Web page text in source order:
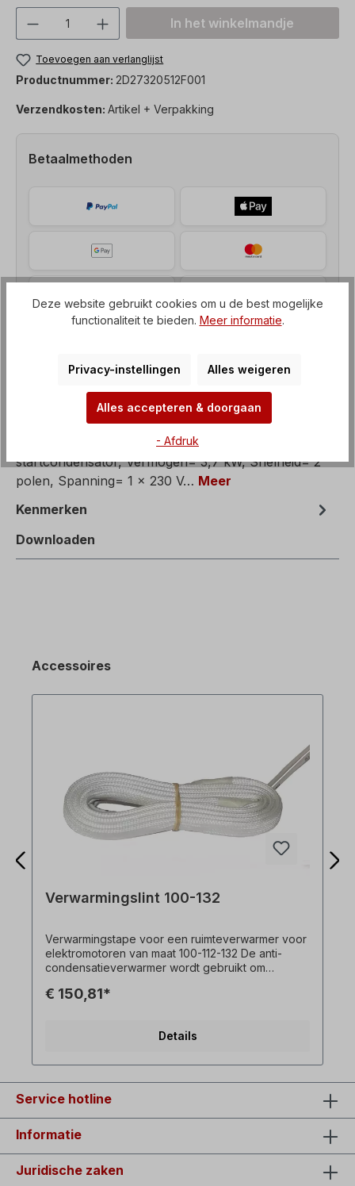
Producthoeveelheid: Voer de
In het winkelmandje
Toevoegen aan verlanglijst
Productnummer: 2D27320512F001
Verzendkosten: Artikel + Verpakking
Betaalmethoden
Elektromotor, enkelfasige motor met bedrijfs- en
startcondensator, Vermogen= 3,7 kW, Snelheid= 2
polen, Spanning= 1 x 230 V… Meer
Kenmerken
Downloaden
Accessoires
Verwarmingslint 100-132
Verwarmingstape voor een ruimteverwarmer voor
elektromotoren van maat 100-112-132 De anti-
condensatieverwarmer wordt gebruikt om
tijdens bedrijfspauzes.
€ 150,81*
Details
Service hotline
Informatie
Juridische zaken
Deze website gebruikt cookies om u de best mogelijke
functionaliteit te bieden. Meer informatie.
Privacy-instellingen Alles weigeren
Alles accepteren & doorgaan
- Afdruk